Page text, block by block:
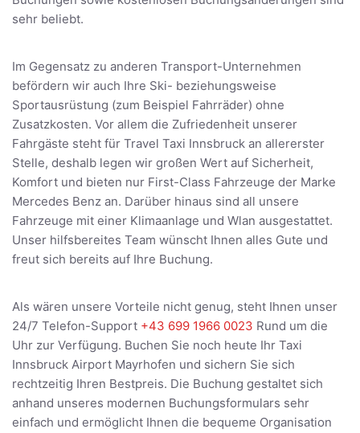
sehr beliebt.
Im Gegensatz zu anderen Transport-Unternehmen
befördern wir auch Ihre Ski- beziehungsweise
Sportausrüstung (zum Beispiel Fahrräder) ohne
Zusatzkosten. Vor allem die Zufriedenheit unserer
Fahrgäste steht für Travel Taxi Innsbruck an allererster
Stelle, deshalb legen wir großen Wert auf Sicherheit,
Komfort und bieten nur First-Class Fahrzeuge der Marke
Mercedes Benz an. Darüber hinaus sind all unsere
Fahrzeuge mit einer Klimaanlage und Wlan ausgestattet.
Unser hilfsbereites Team wünscht Ihnen alles Gute und
freut sich bereits auf Ihre Buchung.
Als wären unsere Vorteile nicht genug, steht Ihnen unser
24/7 Telefon-Support +43 699 1966 0023 Rund um die
Uhr zur Verfügung. Buchen Sie noch heute Ihr Taxi
Innsbruck Airport Mayrhofen und sichern Sie sich
rechtzeitig Ihren Bestpreis. Die Buchung gestaltet sich
anhand unseres modernen Buchungsformulars sehr
einfach und ermöglicht Ihnen die bequeme Organisation